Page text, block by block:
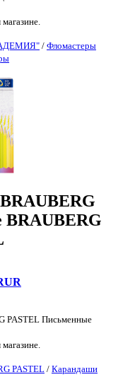
/ Фломастеры
PASTEL Письменные
PASTEL/ Карандаши